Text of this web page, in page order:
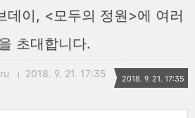
데이, <모두의 정원>에 여러
초대합니다.
2018. 9. 21. 17:35 2018. 9. 21. 17:35